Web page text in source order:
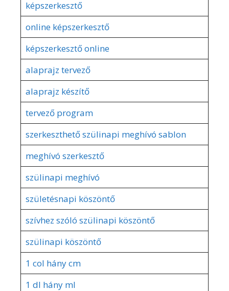
képszerkesztő
online képszerkesztő
képszerkesztő online
alaprajz tervező
alaprajz készítő
tervező program
szerkeszthető szülinapi meghívó sablon
meghívó szerkesztő
szülinapi meghívó
születésnapi köszöntő
szívhez szóló szülinapi köszöntő
szülinapi köszöntő
1 col hány cm
1 dl hány ml